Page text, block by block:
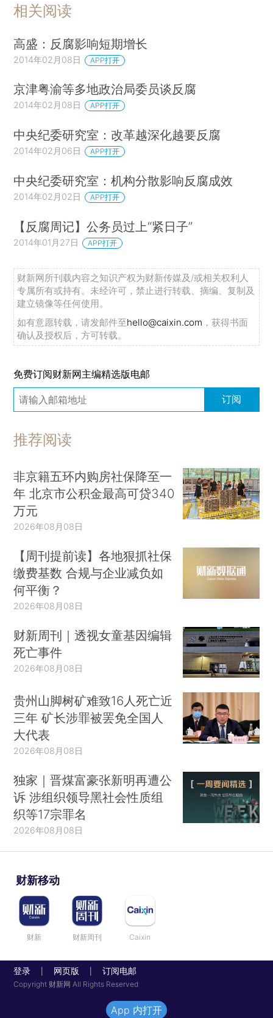
相关阅读
高盛：反腐影响短期增长
2014年02月08日 APP打开
京津粤渝等多地政治局委员谈反腐
2014年02月08日 APP打开
中央纪委研究室：改革越深化越要反腐
2014年02月06日 APP打开
中央纪委研究室：机构分散影响反腐成效
2014年02月02日 APP打开
【反腐周记】公务员过上“紧日子”
2014年01月27日 APP打开
财新网所刊载内容之知识产权为财新传媒及/或相关权利人
专属所有或持有。未经许可，禁止进行转载、摘编、复制及
建立镜像等任何使用。
如有意愿转载，请发邮件至hello@caixin.com ，获得书面
确认及授权后，方可转载。
免费订阅财新网主编精选版电邮
订阅
推荐阅读
非京籍五环内购房社保降至一
年 北京市公积金最高可贷340
万元
2026年08月08日
【周刊提前读】各地狠抓社保
缴费基数 合规与企业减负如
何平衡？
2026年08月08日
财新周刊｜透视女童基因编辑
死亡事件
2026年08月08日
贵州山脚树矿难致16人死亡近
三年 矿长涉罪被罢免全国人
大代表
2026年08月08日
独家｜晋煤富豪张新明再遭公
诉 涉组织领导黑社会性质组
织等17宗罪名
2026年08月08日
财新移动
财新 财新周刊 Caixin
登录 网页版 订阅电邮
Copyright 财新网 All Rights Reserved
App 内打开